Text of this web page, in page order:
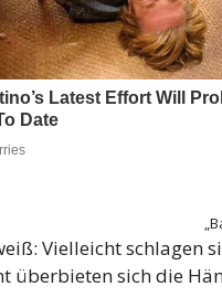
Vielleicht schlagen
überbieten sich die